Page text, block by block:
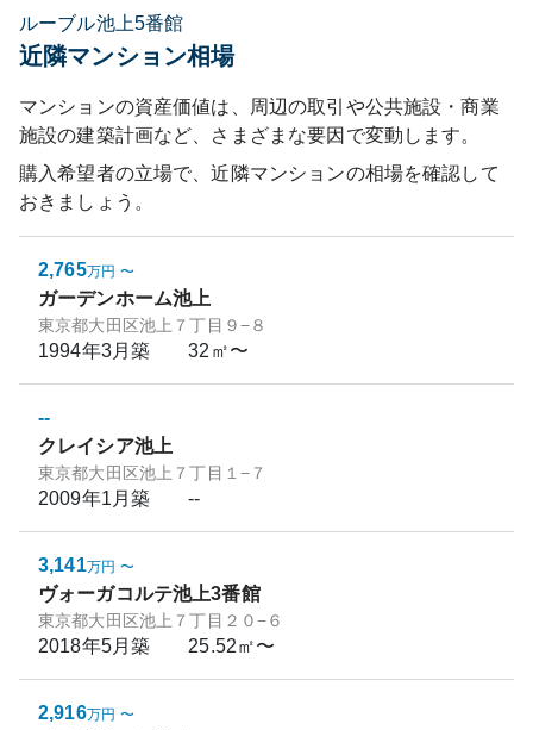
ルーブル池上5番館
近隣マンション相場
マンションの資産価値は、周辺の取引や公共施設・商業
施設の建築計画など、さまざまな要因で変動します。
購入希望者の立場で、近隣マンションの相場を確認して
おきましょう。
2,765万円 〜
ガーデンホーム池上
東京都大田区池上７丁目９−８
1994年3月築 32㎡〜
--
クレイシア池上
東京都大田区池上７丁目１−７
2009年1月築 --
3,141万円 〜
ヴォーガコルテ池上3番館
東京都大田区池上７丁目２０−６
2018年5月築 25.52㎡〜
2,916万円 〜